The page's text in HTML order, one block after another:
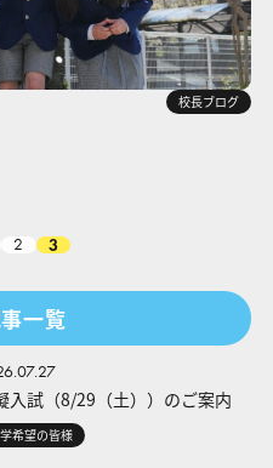
校長ブログ
2 3
一覧
入試（8/29（土））のご案内
希望の皆様